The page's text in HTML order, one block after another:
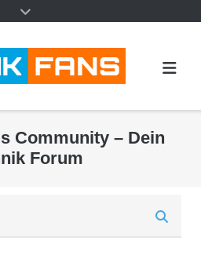
Community – Dein
Forum